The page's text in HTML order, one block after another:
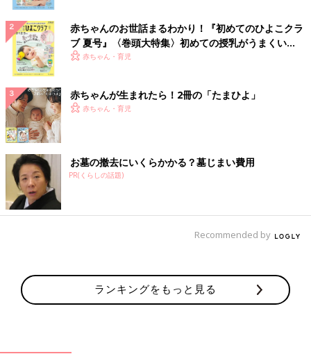
赤ちゃんのお世話まるわかり！『初めてのひよこクラ
ブ 夏号』〈巻頭大特集〉初めての授乳がうまくい
く！ おっぱい・ミルクの基本と夏のトラブル 解決テ
赤ちゃん・育児
赤ちゃんが生まれたら！2冊の「たまひよ」
赤ちゃん・育児
お墓の撤去にいくらかかる？墓じまい費用
PR(くらしの話題)
Recommended by
ランキングをもっと見る